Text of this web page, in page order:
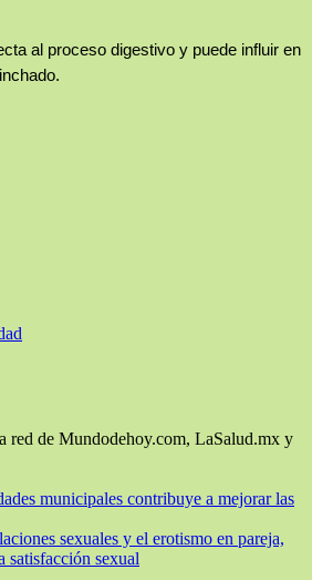
al proceso digestivo y puede influir en
red de Mundodehoy.com, LaSalud.mx y
municipales contribuye a mejorar las
sexuales y el erotismo en pareja,
satisfacción sexual